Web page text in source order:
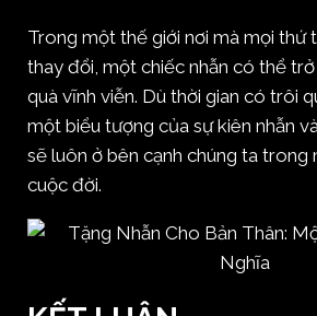
Trong một thế giới nơi mà mọi thứ
thay đổi, một chiếc nhẫn có thể
quà vĩnh viễn. Dù thời gian có trôi
một biểu tượng của sự kiên nhẫn
sẽ luôn ở bên cạnh chúng ta trong
cuộc đời.